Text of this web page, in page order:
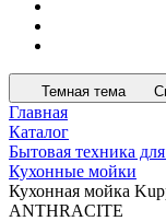
Темная тема
Главная
Каталог
Бытовая техника
Кухонные мойки
Кухонная мойка
ANTHRACITE